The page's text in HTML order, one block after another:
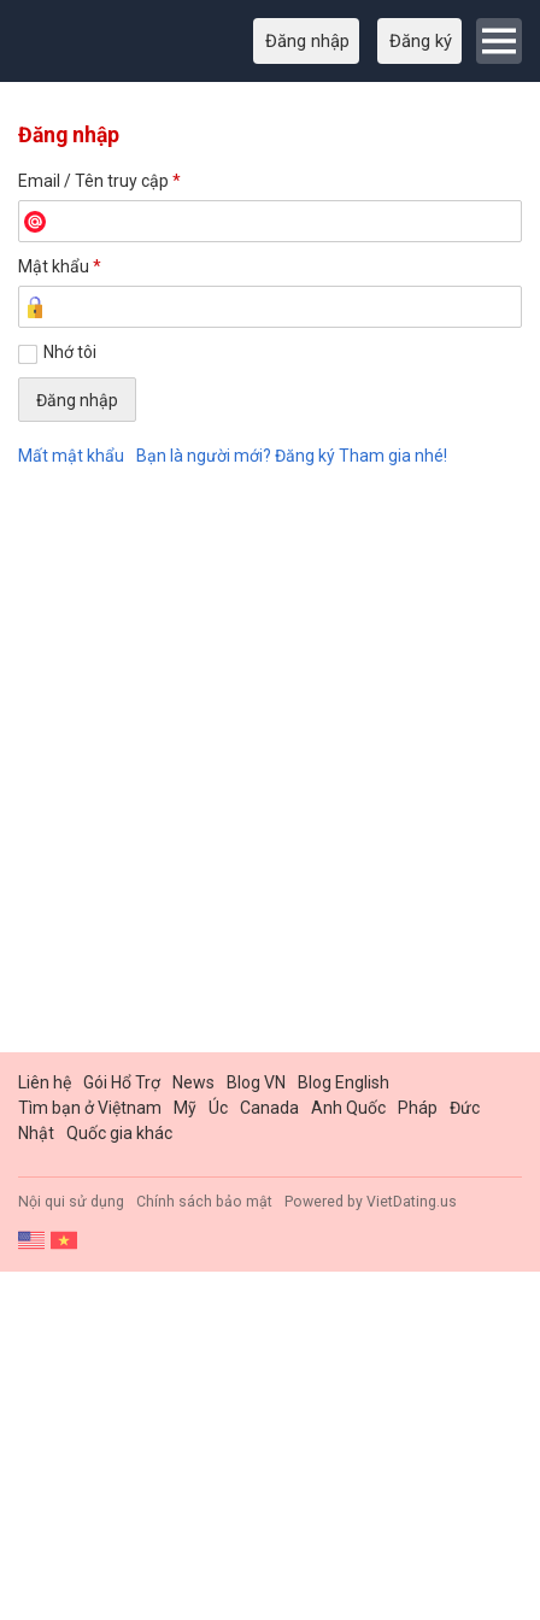
Đăng nhập Đăng ký
Đăng nhập
Email / Tên truy cập *
Mật khẩu *
Nhớ tôi
Mất mật khẩu Bạn là người mới? Đăng ký Tham gia nhé!
Liên hệ Gói Hổ Trợ News Blog VN
Blog English
Tìm bạn ở Việtnam
Mỹ Úc Canada Anh Quốc Pháp
Đức
Nhật
Quốc gia khác
Nội qui sử dụng Chính sách bảo mật Powered by VietDating.us